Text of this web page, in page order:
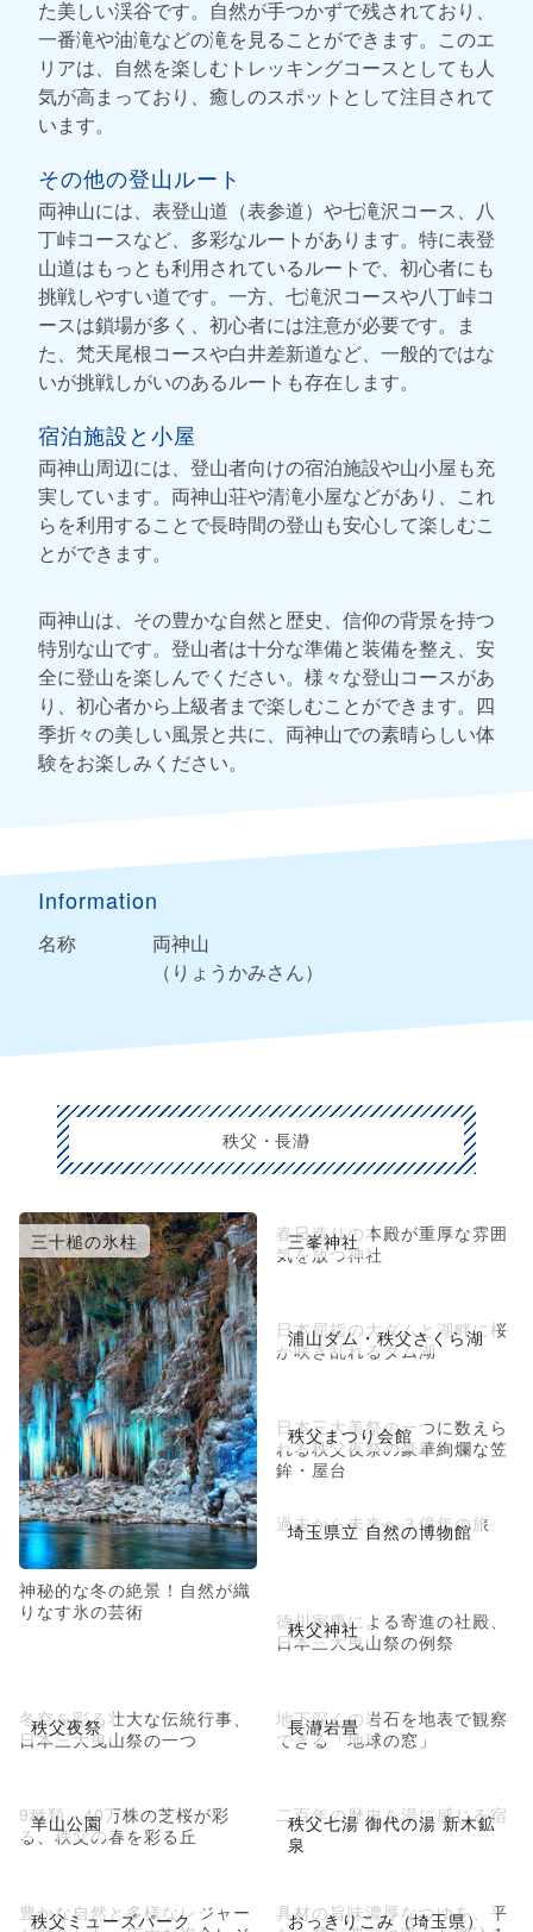
た美しい渓谷です。自然が手つかずで残されており、
一番滝や油滝などの滝を見ることができます。このエ
リアは、自然を楽しむトレッキングコースとしても人
気が高まっており、癒しのスポットとして注目されて
います。
その他の登山ルート
両神山には、表登山道（表参道）や七滝沢コース、八
丁峠コースなど、多彩なルートがあります。特に表登
山道はもっとも利用されているルートで、初心者にも
挑戦しやすい道です。一方、七滝沢コースや八丁峠コ
ースは鎖場が多く、初心者には注意が必要です。ま
た、梵天尾根コースや白井差新道など、一般的ではな
いが挑戦しがいのあるルートも存在します。
宿泊施設と小屋
両神山周辺には、登山者向けの宿泊施設や山小屋も充
実しています。両神山荘や清滝小屋などがあり、これ
らを利用することで長時間の登山も安心して楽しむこ
とができます。
両神山は、その豊かな自然と歴史、信仰の背景を持つ
特別な山です。登山者は十分な準備と装備を整え、安
全に登山を楽しんでください。様々な登山コースがあ
り、初心者から上級者まで楽しむことができます。四
季折々の美しい風景と共に、両神山での素晴らしい体
験をお楽しみください。
Information
名称
両神山
（りょうかみさん）
秩父・長瀞
三十槌の氷柱
神秘的な冬の絶景！自然が織
りなす氷の芸術
三峯神社
春日造りの本殿が重厚な雰囲
気を放つ神社
浦山ダム・秩父さくら湖
日本屈指の大ダムと湖畔に桜
が咲き乱れるダム湖
秩父まつり会館
日本三大美祭の一つに数えら
れる秩父夜祭の豪華絢爛な笠
鉾・屋台
埼玉県立 自然の博物館
過去から未来へ３億年の旅
秩父神社
徳川家康による寄進の社殿、
日本三大曳山祭の例祭
秩父夜祭
冬空を彩る壮大な伝統行事、
日本三大曳山祭の一つ
長瀞岩畳
地下深くの岩石を地表で観察
できる「地球の窓」
羊山公園
9種類、40万株の芝桜が彩
る、秩父の春を彩る丘
秩父七湯 御代の湯 新木鉱
泉
二百年の歴史を湯に感じる宿
秩父ミューズパーク
豊かな自然と多様なレジャー
おっきりこみ（埼玉県）
具材の旨味濃厚なつゆを、平